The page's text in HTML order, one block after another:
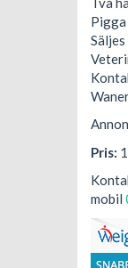
Pris:
mobil